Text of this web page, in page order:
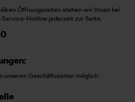
Öffnungszeiten stehen wir Ihnen bei
Hotline jederzeit zur Seite.
unseren Geschäftszeiten möglich